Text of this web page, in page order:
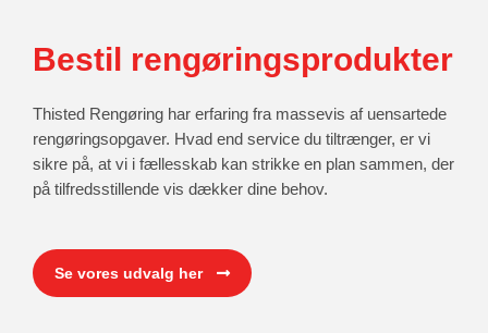
Bestil rengøringsprodukter
Thisted Rengøring har erfaring fra massevis af uensartede
rengøringsopgaver. Hvad end service du tiltrænger, er vi
sikre på, at vi i fællesskab kan strikke en plan sammen, der
på tilfredsstillende vis dækker dine behov.
Se vores udvalg her